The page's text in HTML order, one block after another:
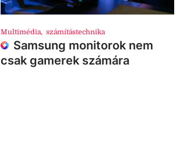
Multimédia, számítástechnika
Samsung monitorok nem
csak gamerek számára